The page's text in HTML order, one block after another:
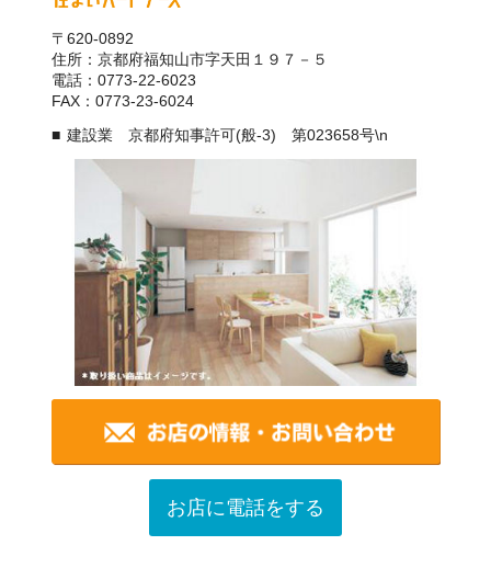
〒620-0892
住所：京都府福知山市字天田１９７－５
電話：0773-22-6023
FAX：0773-23-6024
建設業 京都府知事許可(般-3) 第023658号\n
お店に電話をする